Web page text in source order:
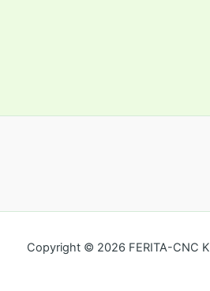
Copyright © 2026 FERITA-CNC